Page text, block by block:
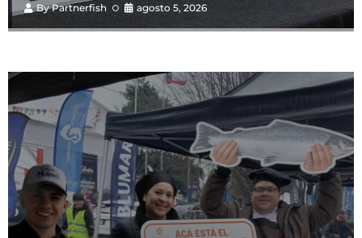
ByPartnerfish agosto 5, 2026